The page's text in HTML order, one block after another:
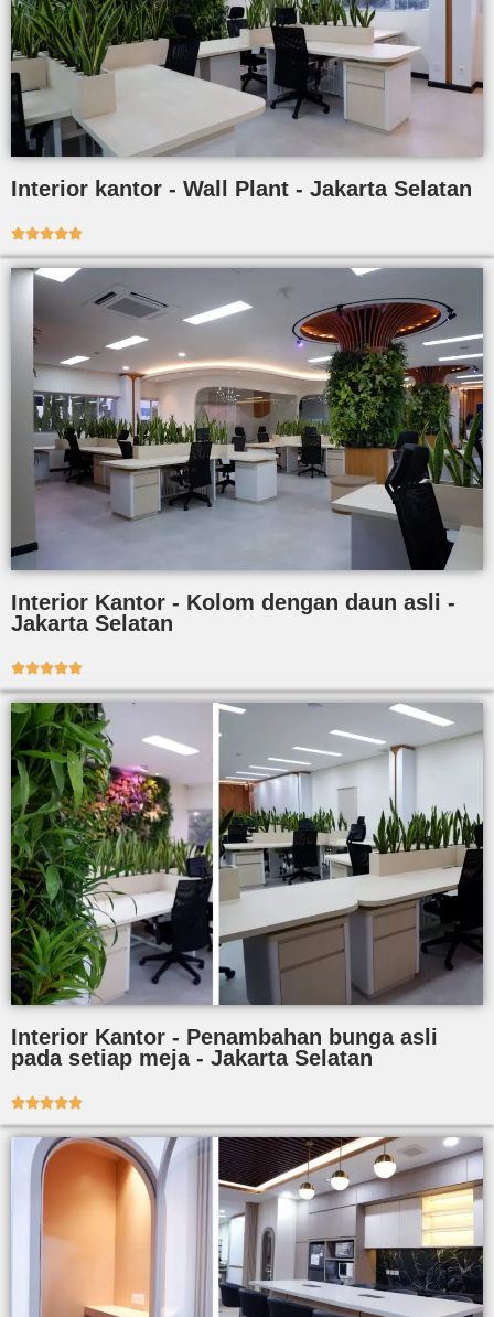
Interior kantor - Wall Plant - Jakarta Selatan

Interior Kantor - Kolom dengan daun asli -
Jakarta Selatan

Interior Kantor - Penambahan bunga asli
pada setiap meja - Jakarta Selatan
